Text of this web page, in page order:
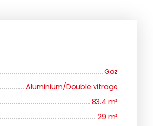
Gaz
Aluminium/Double vitrage
83.4 m²
29 m²